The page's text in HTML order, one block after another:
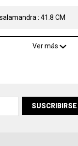
: 41.8 CM
Ver más
SUSCRIBIRSE